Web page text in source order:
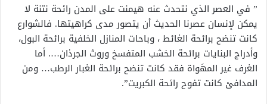
” في العصر الذي نتحدث عنه هيمنت على المدن رائحة نتنة لا
يمكن لإنسان عصرنا الحديث أن يتصور مدى كراهيتها. فالشوارع
كانت تنضح برائحة الغائط ، وباحات المنازل الخلفية برائحة البول،
وأدراج البنايات برائحة الخشب المتفسخ وروث الجرذان…. أما
الغرف غير المهَواة فقد كانت تنضح برائحة الغبار الرطب… ومن
المدافئ كانت تفوح رائحة الكبريت”.